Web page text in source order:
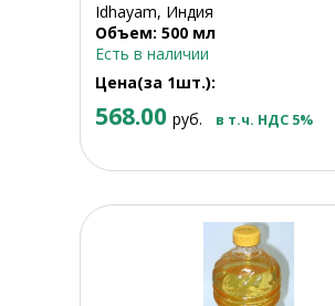
Idhayam, Индия
Объем: 500 мл
Есть в наличии
Цена(за 1шт.):
568.00 руб. в т.ч. НДС 5%